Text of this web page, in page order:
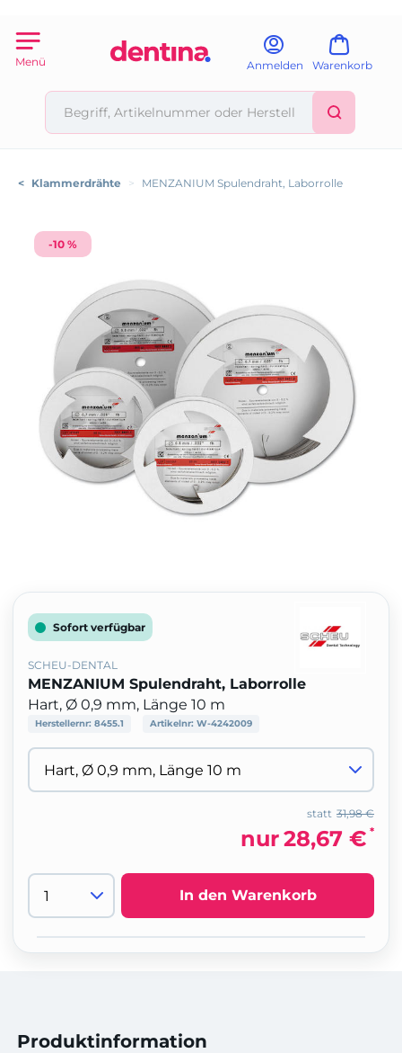
Menü Anmelden Warenkorb
< Klammerdrähte > MENZANIUM Spulendraht, Laborrolle
-10 %
Sofort verfügbar
SCHEU-DENTAL
MENZANIUM Spulendraht, Laborrolle
Hart, Ø 0,9 mm, Länge 10 m
Herstellernr: 8455.1 Artikelnr: W-4242009
31,98 €
statt
nur28,67 € *
In den Warenkorb
Produktinformation